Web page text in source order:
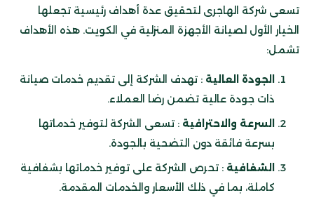
تسعى شركة الهاجرى لتحقيق عدة أهداف رئيسية تجعلها
الخيار الأول لصيانة الأجهزة المنزلية في الكويت. هذه الأهداف
تشمل:
الجودة العالية : تهدف الشركة إلى تقديم خدمات صيانة
ذات جودة عالية تضمن رضا العملاء.
السرعة والاحترافية : تسعى الشركة لتوفير خدماتها
بسرعة فائقة دون التضحية بالجودة.
الشفافية : تحرص الشركة على توفير خدماتها بشفافية
كاملة، بما في ذلك الأسعار والخدمات المقدمة.